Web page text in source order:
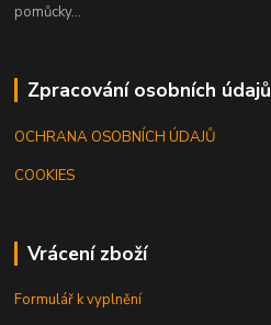
pomůcky...
Zpracování osobních údajů
OCHRANA OSOBNÍCH ÚDAJŮ
COOKIES
Vrácení zboží
Formulář k vyplnění